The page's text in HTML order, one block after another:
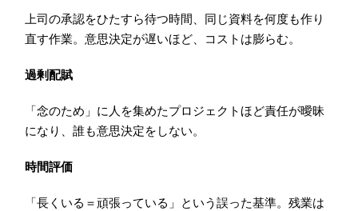
上司の承認をひたすら待つ時間、同じ資料を何度も作り
直す作業。意思決定が遅いほど、コストは膨らむ。
過剰配賦
「念のため」に人を集めたプロジェクトほど責任が曖昧
になり、誰も意思決定をしない。
時間評価
「長くいる＝頑張っている」という誤った基準。残業は